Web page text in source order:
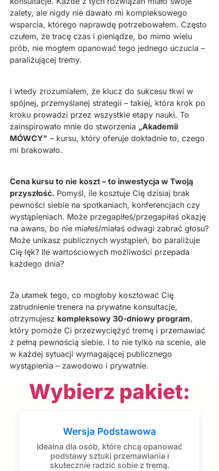
zalety, ale nigdy nie dawało mi kompleksowego
wsparcia, którego naprawdę potrzebowałem. Często
czułem, że tracę czas i pieniądze, bo mimo wielu
prób, nie mogłem opanować tego jednego uczucia –
paraliżującej tremy.
I wtedy zrozumiałem, że klucz do sukcesu tkwi w
spójnej, przemyślanej strategii – takiej, która krok po
kroku prowadzi przez wszystkie etapy nauki. To
zainspirowało mnie do stworzenia „Akademii
MÓWCY” – kursu, który oferuje dokładnie to, czego
mi brakowało.
Cena kursu to nie koszt – to inwestycja w Twoją
przyszłość. Pomyśl, ile kosztuje Cię dzisiaj brak
pewności siebie na spotkaniach, konferencjach czy
wystąpieniach. Może przegapiłeś/przegapiłaś okazję
na awans, bo nie miałeś/miałaś odwagi zabrać głosu?
Może unikasz publicznych wystąpień, bo paraliżuje
Cię lęk? Ile wartościowych możliwości przepada
każdego dnia?
Za ułamek tego, co mogłoby kosztować Cię
zatrudnienie trenera na prywatne konsultacje,
otrzymujesz kompleksowy 30-dniowy program,
który pomoże Ci przezwyciężyć tremę i przemawiać
z pełną pewnością siebie. I to nie tylko na scenie, ale
w każdej sytuacji wymagającej publicznego
wystąpienia – zawodowo i prywatnie.
Wybierz pakiet:
Wersja Podstawowa
Idealna dla osób, które chcą opanować
podstawy sztuki przemawiania i
skutecznie radzić sobie z tremą.